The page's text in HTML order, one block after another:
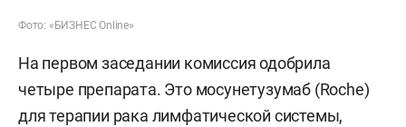
Фото: «БИЗНЕС Online»
На первом заседании комиссия одобрила
четыре препарата. Это мосунетузумаб (Roche)
для терапии рака лимфатической системы,